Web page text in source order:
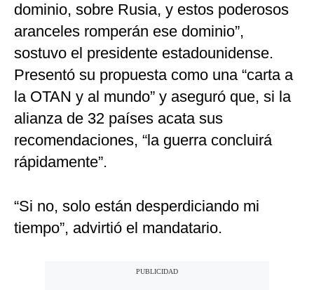
dominio, sobre Rusia, y estos poderosos
aranceles romperán ese dominio”,
sostuvo el presidente estadounidense.
Presentó su propuesta como una “carta a
la OTAN y al mundo” y aseguró que, si la
alianza de 32 países acata sus
recomendaciones, “la guerra concluirá
rápidamente”.
“Si no, solo están desperdiciando mi
tiempo”, advirtió el mandatario.